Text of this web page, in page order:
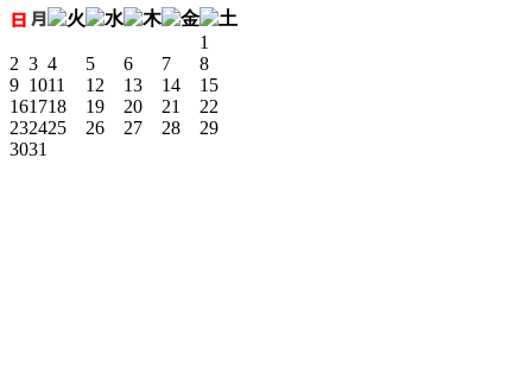
1
2 3 4 5 6 7
8
9 1011 12 13 14
15
161718 19 20 21
22
232425 26 27 28
29
3031